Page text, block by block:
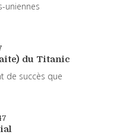
uniennes
du Titanic
de succès que